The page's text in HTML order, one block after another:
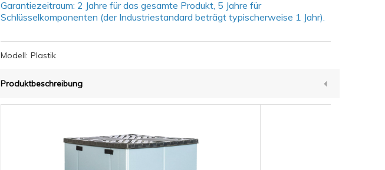
Garantiezeitraum: 2 Jahre für das gesamte Produkt, 5 Jahre für
Schlüsselkomponenten (der Industriestandard beträgt typischerweise 1 Jahr).
Modell: Plastik
Produktbeschreibung